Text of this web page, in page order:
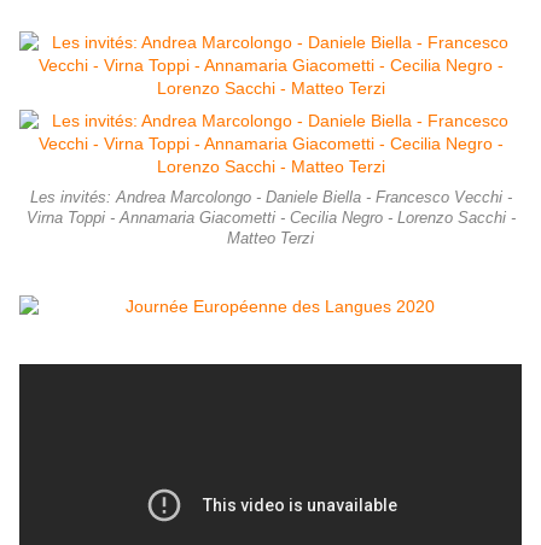
Les invités: Andrea Marcolongo - Daniele Biella - Francesco Vecchi -
Virna Toppi - Annamaria Giacometti - Cecilia Negro - Lorenzo Sacchi -
Matteo Terzi